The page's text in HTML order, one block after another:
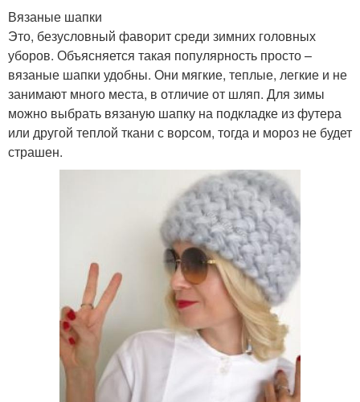
Вязаные шапки
Это, безусловный фаворит среди зимних головных
уборов. Объясняется такая популярность просто –
вязаные шапки удобны. Они мягкие, теплые, легкие и не
занимают много места, в отличие от шляп. Для зимы
можно выбрать вязаную шапку на подкладке из футера
или другой теплой ткани с ворсом, тогда и мороз не будет
страшен.